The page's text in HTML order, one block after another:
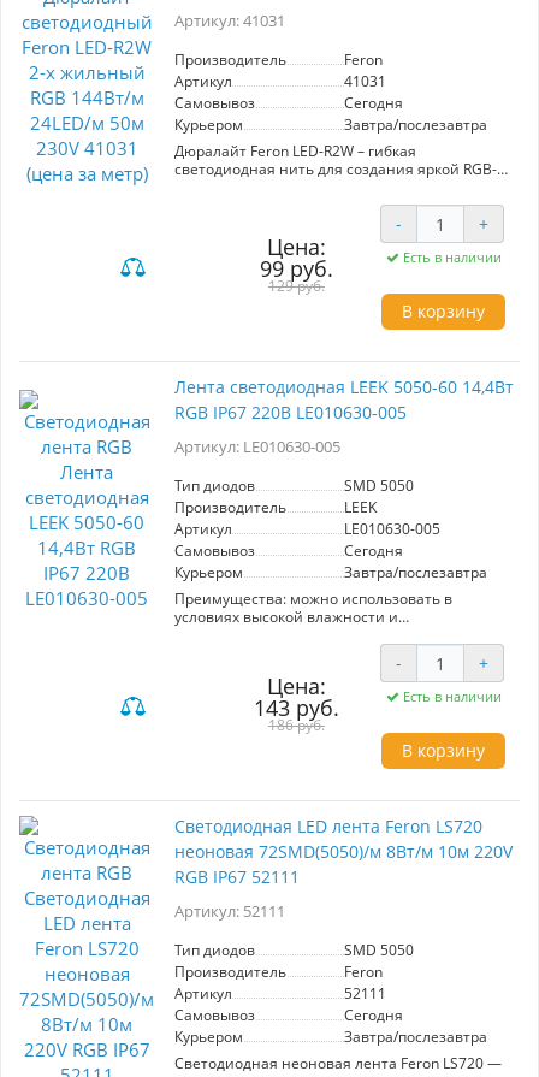
Артикул: 41031
Производитель
Feron
Артикул
41031
Самовывоз
Сегодня
Курьером
Завтра/послезавтра
Дюралайт Feron LED-R2W – гибкая
светодиодная нить для создания яркой RGB-
м, мощность 1,44 Вт/м. Защита IP65
обеспечивает устойчивость к влаге и пыли. В
комплекте заглушки и коннекторы для
удобной установки. Подходит для
декорирования интерьеров, мероприятий и
наружных пространств. Напряжение 230 В.
Цена:
99 руб.
129 руб.
- +
Есть в наличии
В корзину
Лента светодиодная LEEK 5050-60 14,4Вт
RGB IP67 220В LE010630-005
Артикул: LE010630-005
Тип диодов
SMD 5050
Производитель
LEEK
Артикул
LE010630-005
Самовывоз
Сегодня
Курьером
Завтра/послезавтра
Преимущества: можно использовать в
условиях высокой влажности и
через сетевой шнур LEEK (продается
отдельно) не нагревается даже
при длительном
использовании можно
резать на сегменты по 1 м в специально
указанных местах
выдерживает перепады температур от -35 до
Область применения: Предназначена для
для декоративной подсветки помещений и
зданий.
Конструкция: " Лента светодиодная 220В IP67,
50 м на катушке. Гибкая светодиодная
печатная плата. Токоограничительные
резисторы. Со всех сторон залита прозрачным
силиконом
"
Технические характеристики.
Номинальное напряжение, (В): 230
Рабочее напряжение, (В): 230
Потребляемая мощность, (Вт): 14,4
Цветовая температура, (К): RGB
Цена:
143 руб.
186 руб.
- +
Есть в наличии
В корзину
Светодиодная LED лента Feron LS720
неоновая 72SMD(5050)/м 8Вт/м 10м 220V
RGB IP67 52111
Артикул: 52111
Тип диодов
SMD 5050
Производитель
Feron
Артикул
52111
Самовывоз
Сегодня
Курьером
Завтра/послезавтра
Светодиодная неоновая лента Feron LS720 —